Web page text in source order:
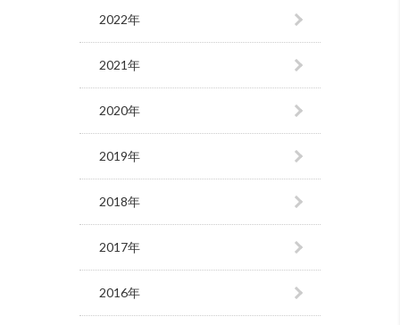
2022年
2021年
2020年
2019年
2018年
2017年
2016年